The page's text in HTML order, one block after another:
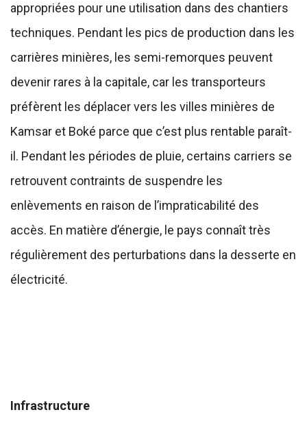
appropriées pour une utilisation dans des chantiers
techniques. Pendant les pics de production dans les
carrières minières, les semi-remorques peuvent
devenir rares à la capitale, car les transporteurs
préfèrent les déplacer vers les villes minières de
Kamsar et Boké parce que c’est plus rentable paraît-
il. Pendant les périodes de pluie, certains carriers se
retrouvent contraints de suspendre les
enlèvements en raison de l’impraticabilité des
accès. En matière d’énergie, le pays connaît très
régulièrement des perturbations dans la desserte en
électricité.
Infrastructure